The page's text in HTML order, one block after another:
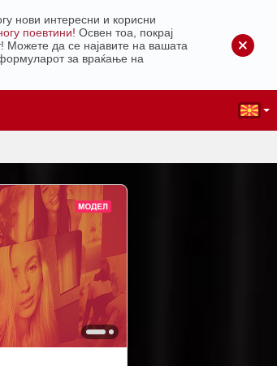
нови интересни и корисни
поевтини! Освен тоа, покрај
Можете да се најавите на вашата
за враќање на